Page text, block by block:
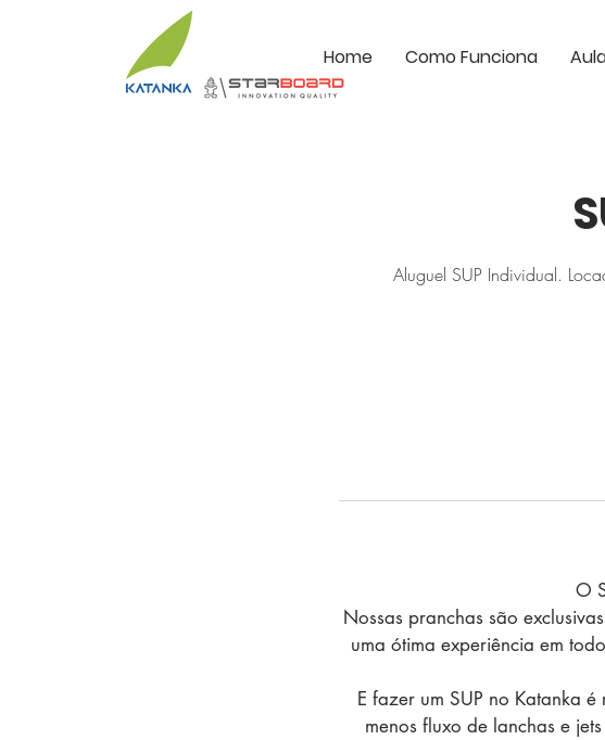
Home Como Funciona
Aluguel SUP Individual.
O
Nossas pranchas são
uma ótima experiência em
E fazer um SUP no Katanka
menos fluxo de lanchas e